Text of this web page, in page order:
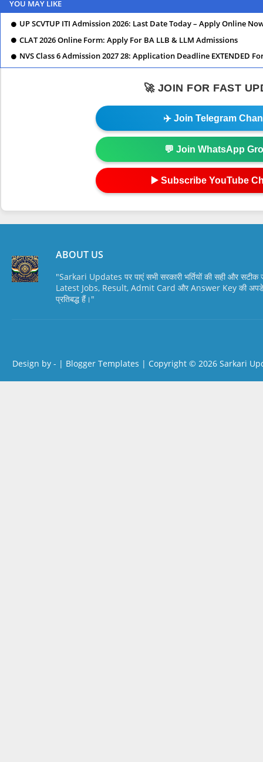
YOU MAY LIKE
UP SCVTUP ITI Admission 2026: Last Date Today – Apply Online
CLAT 2026 Online Form: Apply For BA LLB & LLM Admissions
NVS Class 6 Admission 2027 28: Application Deadline EXTENDED
🚀 JOIN FOR FAST
✈️ Join Telegram
💬 Join WhatsApp
▶️ Subscribe YouTube
ABOUT US
"Sarkari Updates पर पाएं सभी सरकारी भर्तियों की सही और सटीक
Latest Jobs, Result, Admit Card और Answer Key की
प्रतिबद्ध हैं।"
Design by - | Blogger Templates | Copyright © 2026 Sarkari